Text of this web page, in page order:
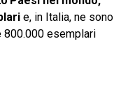
e, in Italia, ne sono
800.000 esemplari